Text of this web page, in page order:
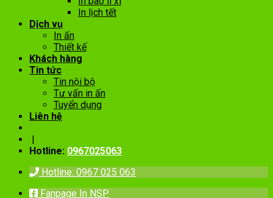
In lịch tết
Dịch vụ
In ấn
Thiết kế
Khách hàng
Tin tức
Tin nội bộ
Tư vấn in ấn
Tuyển dụng
Liên hệ
|
Hotline: 0967025063
Hotline: 0967 025 063
Fanpage In NSP